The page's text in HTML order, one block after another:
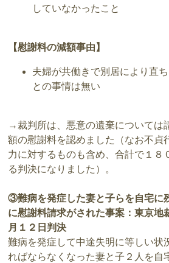
していなかったこと
【慰謝料の減額事由】
夫婦が共働きで別居により直
との事情は無い
→裁判所は、悪意の遺棄については
額の慰謝料を認めました（なお不貞
力に対するものも含め、合計で１８
る判決になりました）。
③難病を発症した妻と子らを自宅に
に慰謝料請求がされた事案：東京地
月１２日判決
難病を発症して中途失明に等しい状
ればならなくなった妻と子２人を自